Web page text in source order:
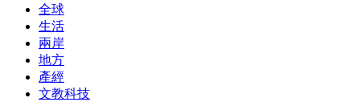
全球
生活
兩岸
地方
產經
文教科技